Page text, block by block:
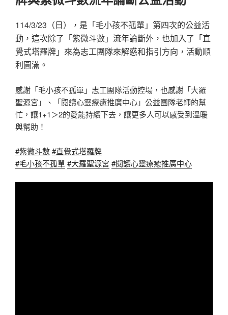
114/3/23（日），是「毛小孩不孤單」第四次的公益活
動，這次除了「紫微斗數」流年論斷外，也加入了「直
覺式塔羅牌」來為志工團隊來解惑和指引方向，活動順
利圓滿。
感謝「毛小孩不孤單」志工團隊活動控場，也感謝「大羅
聖源宮」、「閱讀心靈療癒推廣中心」公益團隊老師的幫
忙，讓1+1＞2的愛能持續下去，讓更多人可以感受到溫暖
與幫助！
#紫微斗數#直覺式塔羅牌
#毛小孩不孤單#大羅聖源宮 #閱讀心靈療癒推廣中心